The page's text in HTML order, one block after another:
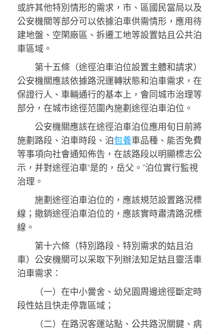
或許其他特別情形的需求，市、區國民當局以及
公安機關等部分可以依據泊車供需情形，應用待
建地盤、空閑廠區、拆遷工地等設置姑且公共泊
車區域。
第十五條（途徑泊車泊位設置主體和請求）
公安機關應該依據路況運轉狀態和泊車需求，在
保證行人、車輛通行的基本上，會同城市治理等
部分，在城市途徑范圍內施劃途徑泊車泊位。
公安機關應該在途徑泊車泊位應用旬日前將
施劃路段、泊車時段、泊包養車品種、能否免費
等事項向社會通知佈告，在該路段以明顯標志公
示，并對途徑泊車“是的，岳父。”泊位實行監視
治理。
施劃途徑泊車泊位的，應該規范設置路況標
線；撤銷途徑泊車泊位的，應該實時肅清路況標
線。
第十六條（特別路段、特別需求的姑且泊
車）公安機關可以采取下列辦法知足姑且靈活車
泊車需求：
（一）在中小黌舍、幼兒園周邊途徑斷定時
段性姑且快走停靠區域；
（二）在路況客運站點、公共路況關鍵、病